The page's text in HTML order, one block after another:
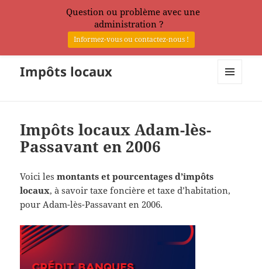
Impôts locaux
Impôts locaux Adam-lès-
Passavant en 2006
Voici lesmontants et pourcentages d’impôts
locaux, à savoir taxe foncière et taxe d’habitation,
pour Adam-lès-Passavant en 2006.
Question ou problème avec une
administration ?
Informez-vous ou contactez-nous !